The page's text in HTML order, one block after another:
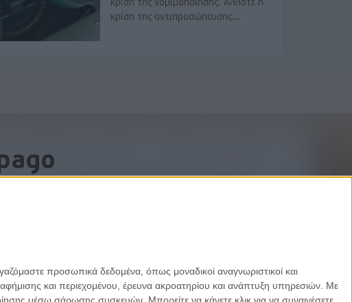
προσωπικά δεδομένα, όπως μοναδικοί αναγνωριστικοί και
και περιεχομένου, έρευνα ακροατηρίου και ανάπτυξη υπηρεσιών. Με
κρίση της νομιμοποίησης. Άλλοτε η
κρίση της αντιπροσώπευσης...